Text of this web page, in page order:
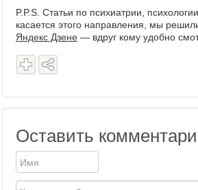
P.P.S. Статьи по психиатрии,
касается этого направления, мы
Яндекс Дзене — вдруг кому удобно
Оставить